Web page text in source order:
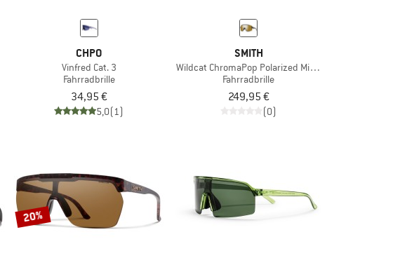
CHPO
Vinfred Cat. 3
Fahrradbrille
34,95 €
5,0(1)
SMITH
Wildcat ChromaPop Polarized Mirror S3
Fahrradbrille
249,95 €
(0)
20%